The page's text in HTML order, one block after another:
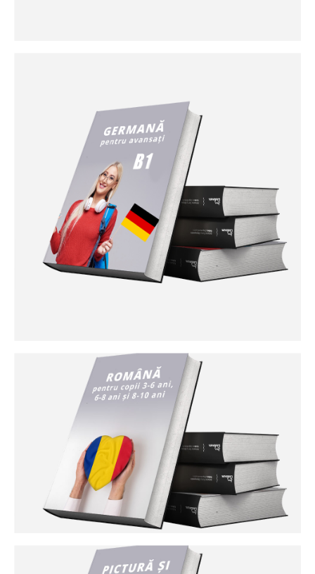
Curs germană avansat pentru
începători A2
La nivelul acesta înțelegeți propozițiile individuale și cele
mai frecvente cuvinte, de exemplu, informații despre
persoană și familie, cumpărături, serviciu, zona locală.
Înțelegeți la modul general mesajele și anunțurile scurte,
clare și simple. Învățați să faceți schimb de informații
despre subiecte și activități familiare, folosind o serie de
propoziții simple. Veți citi și veți înțelege texte foarte scurte,
găsind informații (de exemplu, reclame, broșuri, meniuri sau
orare). Scrisul se exersează scriind mesaje scurte, scrisori
personale, invitații …
Curs germană avansați B1
După finalizarea nivelului B1, puteți înțelege punctele
principale din conversații despre subiecte de zi cu zi (știri
radio sau televiziune). Aveți vocabularul necesar diferitelor
situații cotidiene. Prin propoziții simple puteți descrie
experiențe, evenimente sau dorințe. Puteți să vă justificați
pe scurt planurile și opiniile. Puteți relata o poveste dintr-o
carte sau film. Înțelegeți textele în limbajul comun de zi cu
zi sau profesional. Scrieți texte simple și coerente pe teme
care vă sunt familiare și care vă interesează.